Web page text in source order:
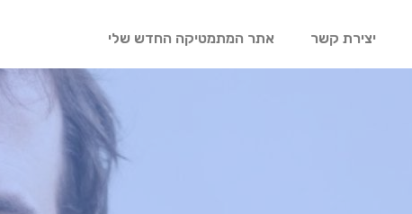
יצירת קשר אתר המתמטיקה החדש שלי